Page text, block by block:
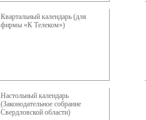
Квартальный календарь (для
фирмы «К Телеком»)
Настольный календарь
(Законодательное собрание
Свердловской области)